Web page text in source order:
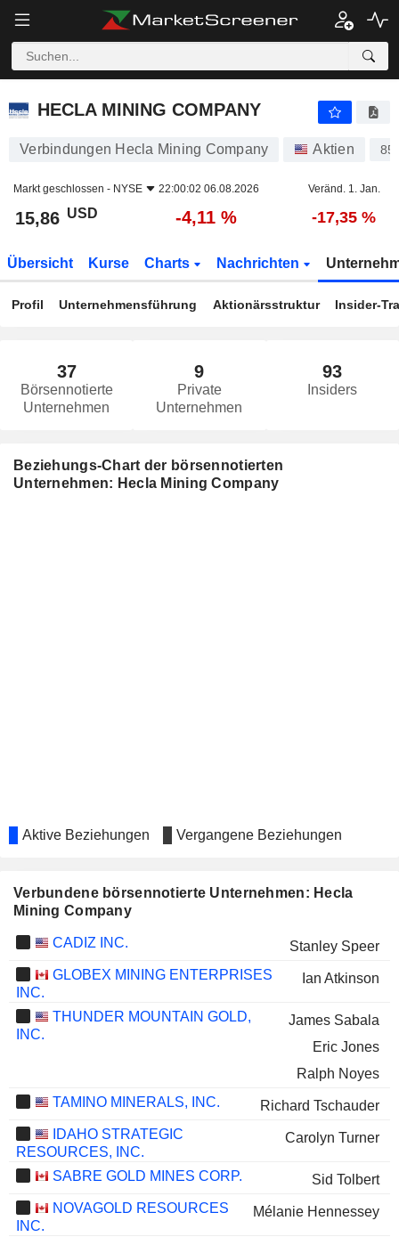
HECLA MINING COMPANY
HECLA MINING COMPANY
Verbindungen Hecla Mining Company Aktien
Markt geschlossen - NYSE 22:00:02 06.08.2026 Veränd. 1. Jan.
15,86 USD -4,11 % -17,35 %
Übersicht Kurse Charts Nachrichten
Profil Unternehmensführung Aktionärsstruktur Insider-
37
Börsennotierte
Unternehmen
9
Private
Unternehmen
93
Insiders
Beziehungs-Chart der börsennotierten
Unternehmen: Hecla Mining Company
Aktive Beziehungen Vergangene Beziehungen
Verbundene börsennotierte Unternehmen: Hecla
Mining Company
CADIZ INC.
Stanley Speer
GLOBEX MINING ENTERPRISES
INC.
Ian Atkinson
THUNDER MOUNTAIN GOLD,
INC.
James Sabala
Eric Jones
Ralph Noyes
TAMINO MINERALS, INC.
Richard Tschauder
IDAHO STRATEGIC
RESOURCES, INC.
Carolyn Turner
SABRE GOLD MINES CORP.
Sid Tolbert
NOVAGOLD RESOURCES
INC.
Mélanie Hennessey